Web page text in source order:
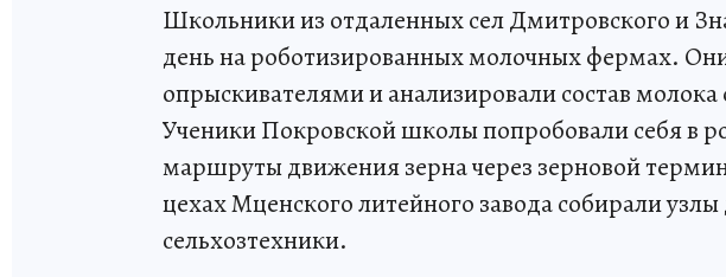
Школьники из отдаленных сел Дмитровского и
день на роботизированных молочных фермах.
опрыскивателями и анализировали состав
Ученики Покровской школы попробовали себя в
маршруты движения зерна через зерновой
цехах Мценского литейного завода собирали
сельхозтехники.